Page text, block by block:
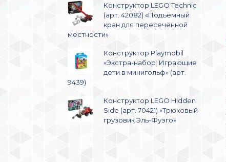
Конструктор LEGO Technic
(арт. 42082) «Подъёмный
кран для пересечённой
местности»
Конструктор Playmobil
«Экстра-набор: Играющие
дети в минигольф» (арт.
9439)
Конструктор LEGO Hidden
Side (арт. 70421) «Трюковый
грузовик Эль-Фуэго»